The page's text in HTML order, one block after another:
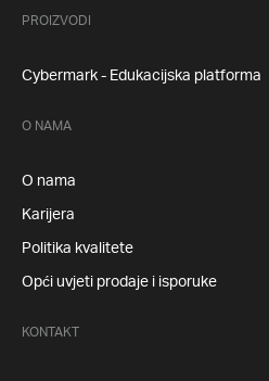
PROIZVODI
Cybermark - Edukacijska platforma
O NAMA
O nama
Karijera
Politika kvalitete
Opći uvjeti prodaje i isporuke
KONTAKT